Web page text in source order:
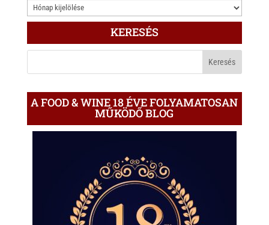
3.000
ÍRÁS
BLOGON
KERESÉS
A FOOD & WINE 18 ÉVE FOLYAMATOSAN
MŰKÖDŐ BLOG